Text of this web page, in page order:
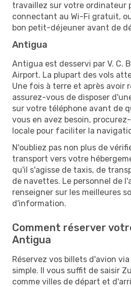
travaillez sur votre ordinateur
connectant au Wi-Fi gratuit,
bon petit-déjeuner avant de
Antigua
Antigua est desservi par V. C.
Airport. La plupart des vols
Une fois à terre et après avoir
assurez-vous de disposer
sur votre téléphone avant de
vous en avez besoin,
locale pour faciliter la
N'oubliez pas non plus de
transport vers votre
qu'il s'agisse de taxis, de
de navettes. Le personnel de
renseigner sur les meilleures
d'information.
Comment réserver
Antigua
Réservez vos billets d'avion
simple. Il vous suffit de saisir
comme villes de départ et